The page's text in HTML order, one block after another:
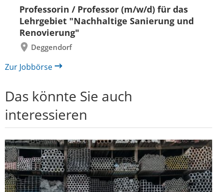
Professorin / Professor (m/w/d) für das
Lehrgebiet "Nachhaltige Sanierung und
Renovierung"
Deggendorf
zurück
Zur Jobbörse
Das könnte Sie auch
interessieren